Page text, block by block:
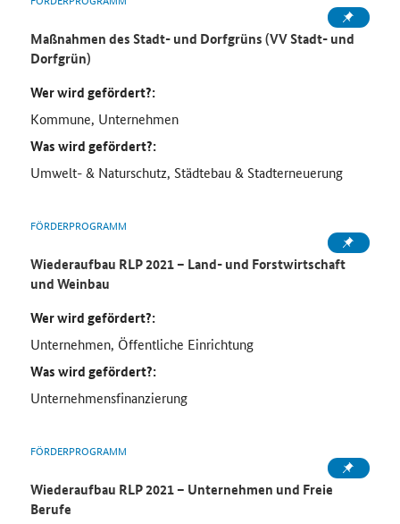
Maßnahmen des Stadt- und Dorfgrüns (VV Stadt- und
Dorfgrün)
Wer wird gefördert?:
Kommune, Unternehmen
Was wird gefördert?:
Umwelt- & Naturschutz, Städtebau & Stadterneuerung
FÖRDERPROGRAMM
Wiederaufbau RLP 2021 – Land- und Forstwirtschaft
und Weinbau
Wer wird gefördert?:
Unternehmen, Öffentliche Einrichtung
Was wird gefördert?:
Unternehmensfinanzierung
FÖRDERPROGRAMM
Wiederaufbau RLP 2021 – Unternehmen und Freie
Berufe